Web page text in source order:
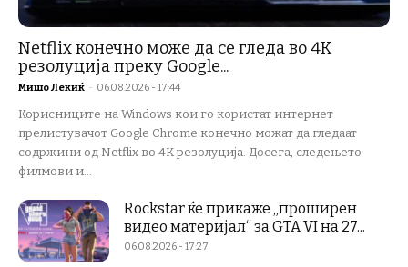
Netflix конечно може да се гледа во 4K
резолуција преку Google...
Мишо Лекиќ - 06.08.2026 - 17:44
Корисниците на Windows кои го користат интернет
прелистувачот Google Chrome конечно можат да гледаат
содржини од Netflix во 4K резолуција. Досега, следењето
филмови и...
Rockstar ќе прикаже „проширен
видео материјал“ за GTA VI на 27...
06.08.2026 - 17:27